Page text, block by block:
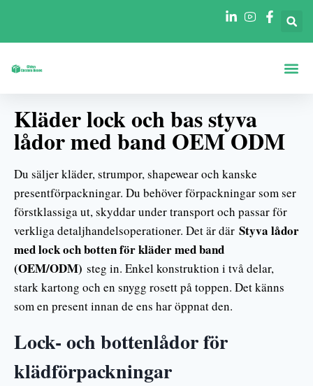
Kläder lock och bas styva
lådor med band OEM ODM
Du säljer kläder, strumpor, shapewear och kanske
presentförpackningar. Du behöver förpackningar som ser
förstklassiga ut, skyddar under transport och passar för
verkliga detaljhandelsoperationer. Det är där Styva lådor
med lock och botten för kläder med band
(OEM/ODM) steg in. Enkel konstruktion i två delar,
stark kartong och en snygg rosett på toppen. Det känns
som en present innan de ens har öppnat den.
Lock- och bottenlådor för
klädförpackningar